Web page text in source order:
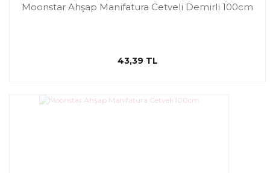
Moonstar Ahşap Manifatura Cetveli Demirli 100cm
43,39 TL